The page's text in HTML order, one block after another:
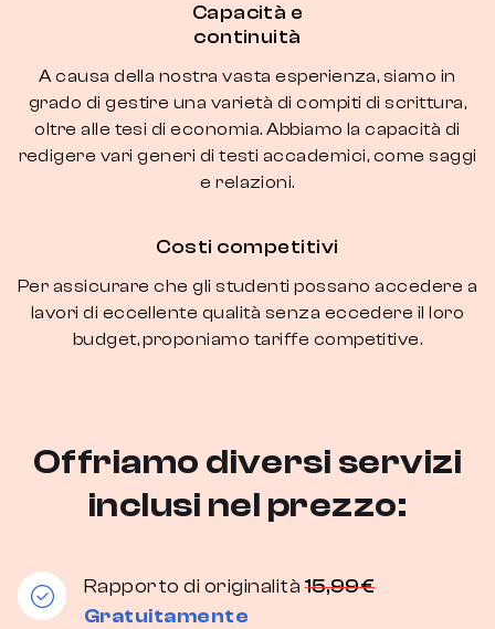
Capacità e
continuità
A causa della nostra vasta esperienza, siamo in
grado di gestire una varietà di compiti di scrittura,
oltre alle tesi di economia. Abbiamo la capacità di
redigere vari generi di testi accademici, come saggi
e relazioni.
Costi competitivi
Per assicurare che gli studenti possano accedere a
lavori di eccellente qualità senza eccedere il loro
budget, proponiamo tariffe competitive.
Offriamo diversi servizi
inclusi nel prezzo:
Rapporto di originalità15,99€
Gratuitamente